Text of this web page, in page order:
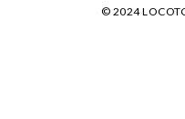
©️ 2024